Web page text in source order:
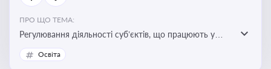
ПРО ЩО ТЕМА:
Регулювання діяльності суб’єктів, що працюють у
сфері фізичної культури та спорту, включаючи
оздоровлення населення, професійний і аматорський
Освіта